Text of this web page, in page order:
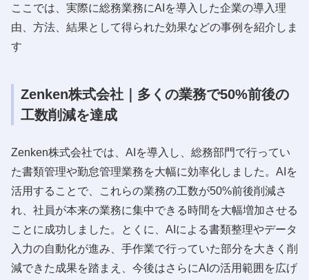
ここでは、実際に総務業務にAIを導入した企業の導入理
由、方法、結果として得られた効果などの事例を紹介しま
す
Zenken株式会社｜多くの業務で50%前後の
工数削減を達成
Zenken株式会社では、AIを導入し、総務部門で行ってい
た書類管理や勤怠管理業務を大幅に効率化しました。AIを
活用することで、これらの業務の工数が50%前後削減さ
れ、社員が本来の業務に集中できる時間を大幅増加させる
ことに成功しました。とくに、AIによる書類整理やデータ
入力の自動化が進み、手作業で行っていた部分を大きく削
減できた成果を踏まえ、今後はさらにAIの活用範囲を広げ